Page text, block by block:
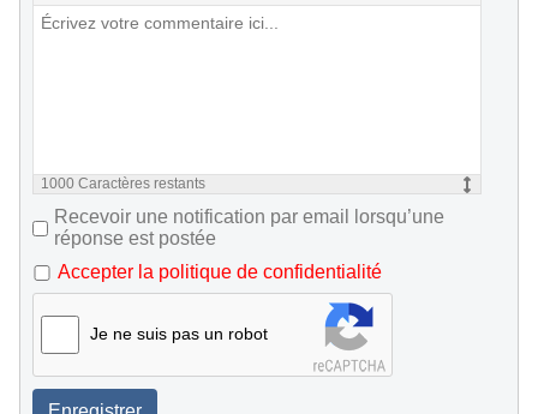
1000 Caractères restants
Recevoir une notification par email lorsqu’une
réponse est postée
Accepter la politique de confidentialité
Je ne suis pas un robot